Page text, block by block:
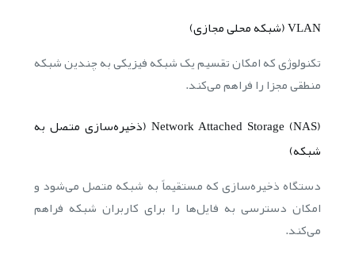
VLAN (شبکه محلی مجازی)
تکنولوژی که امکان تقسیم یک شبکه فیزیکی به چندین شبکه
منطقی مجزا را فراهم می‌کند.
Network Attached Storage (NAS) (ذخیره‌سازی متصل به
شبکه)
دستگاه ذخیره‌سازی که مستقیماً به شبکه متصل می‌شود و
امکان دسترسی به فایل‌ها را برای کاربران شبکه فراهم
می‌کند.